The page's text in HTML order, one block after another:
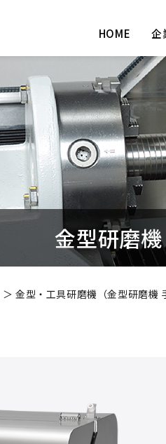
HOME 企
金型研磨
＞ 金型・工具研磨機（金型研磨機